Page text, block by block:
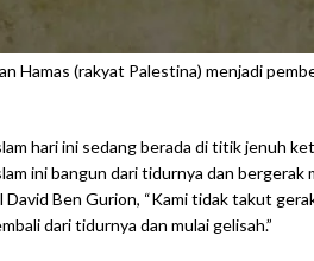
keguncangan yang sangat. Fitnah
menimpa saudara seimannya itu.
Hamas (rakyat Palestina) menjadi
hari ini sedang berada di titik jenuh
ini bangun dari tidurnya dan
Ben Gurion, “Kami tidak takut
dari tidurnya dan mulai gelisah.”